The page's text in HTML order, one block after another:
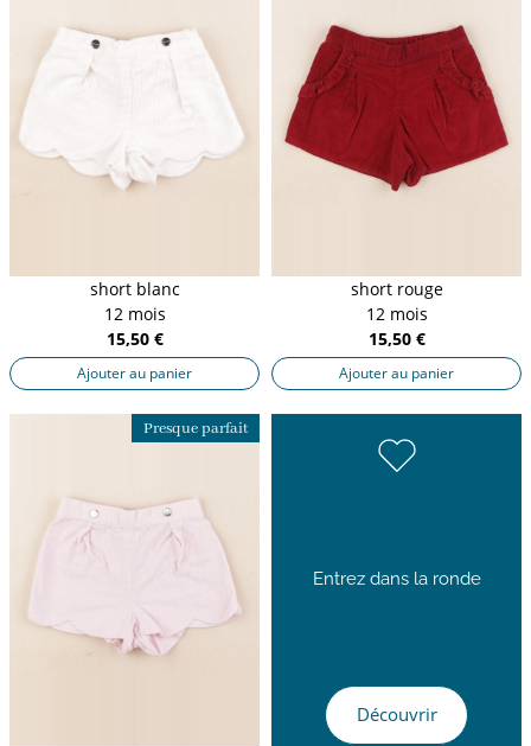
short blanc
12 mois
15,50 €
Ajouter au panier
short rouge
12 mois
15,50 €
Ajouter au panier
Presque parfait
Entrez dans la ronde
Découvrir